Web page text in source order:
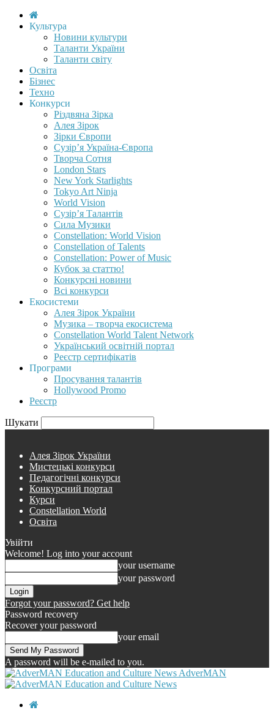
Культура
Новини культури
Таланти України
Таланти світу
Освіта
Бізнес
Техно
Конкурси
Різдвяна Зірка
Алея Зірок
Зірки Європи
Сузір’я Україна-Європа
Творча Сотня
London Stars
New York Starlights
Tokyo Art Ninja
World Vision
Сузір’я Талантів
Сила Музики
Constellation: World Vision
Constellation of Talents
Constellation: Power of Music
Кубок за статтю!
Конкурсні новини
Всі конкурси
Екосистеми
Алея Зірок України
Музика – творча екосистема
Constellation World Talent Network
Український освітній портал
Реєстр сертифікатів
Програми
Просування талантів
Hollywood Promo
Реєстр
Шукати
Алея Зірок України
Мистецькі конкурси
Педагогічні конкурси
Конкурсний портал
Курси
Constellation World
Освіта
Увійти
Welcome! Log into your account
your username
your password
Forgot your password? Get help
Password recovery
Recover your password
your email
A password will be e-mailed to you.
AdverMAN